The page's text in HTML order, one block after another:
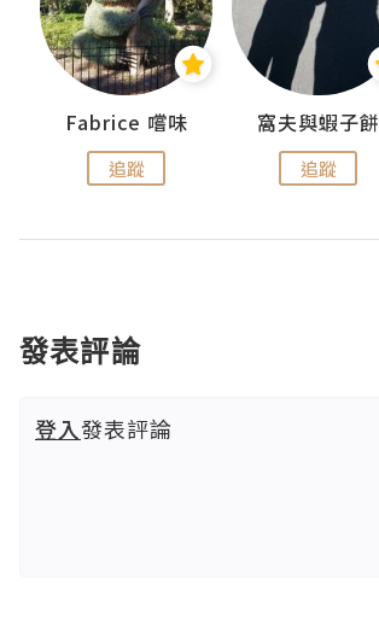
Fabrice 嚐味
追蹤
窩夫與蝦子餅
追蹤
發表評論
登入發表評論